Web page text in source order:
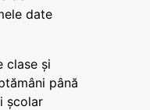
date
clase și
până
școlar